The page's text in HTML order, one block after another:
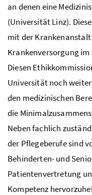
an denen eine
(Universität Linz).
mit der
Krankenversorgung
Diesen
Universität noch
den medizinischen
die
Neben fachlich
der Pflegeberufe sind
Behinderten- und
Patientenvertretung
Kompetenz